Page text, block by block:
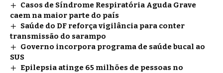
Casos de Síndrome Respiratória Aguda Grave
caem na maior parte do país
Saúde do DF reforça vigilância para conter
transmissão do sarampo
Governo incorpora programa de saúde bucal ao
SUS
Epilepsia atinge 65 milhões de pessoas no